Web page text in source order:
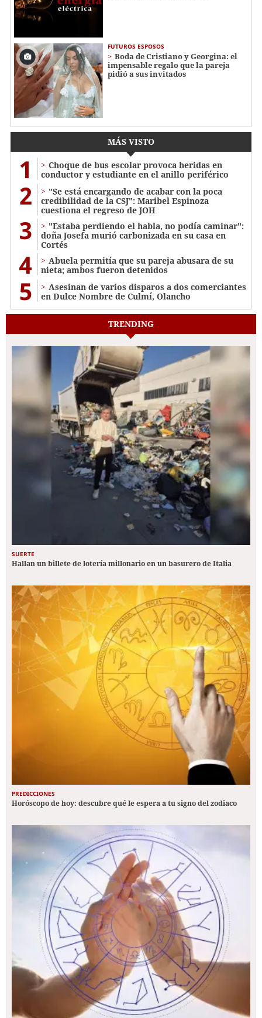
FUTUROS ESPOSOS
Boda de Cristiano y Georgina: el
impensable regalo que la pareja
pidió a sus invitados
MÁS VISTO
1
Choque de bus escolar provoca heridas en
conductor y estudiante en el anillo periférico
2
"Se está encargando de acabar con la poca
credibilidad de la CSJ": Maribel Espinoza
cuestiona el regreso de JOH
3
"Estaba perdiendo el habla, no podía caminar":
doña Josefa murió carbonizada en su casa en
Cortés
4
Abuela permitía que su pareja abusara de su
nieta; ambos fueron detenidos
5
Asesinan de varios disparos a dos comerciantes
en Dulce Nombre de Culmí, Olancho
TRENDING
SUERTE
Hallan un billete de lotería millonario en un basurero de Italia
PREDICCIONES
Horóscopo de hoy: descubre qué le espera a tu signo del zodiaco